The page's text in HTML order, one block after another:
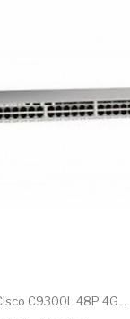
C9300L 48P 4G...